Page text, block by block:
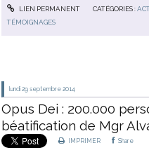
LIEN PERMANENT CATÉGORIES :
TÉMOIGNAGES
lundi 29 septembre 2014
Opus Dei : 200.000
béatification de Mgr
IMPRIMER Share